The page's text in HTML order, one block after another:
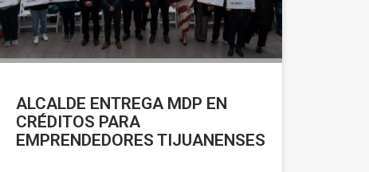
ALCALDE ENTREGA MDP EN
CRÉDITOS PARA
EMPRENDEDORES TIJUANENSES